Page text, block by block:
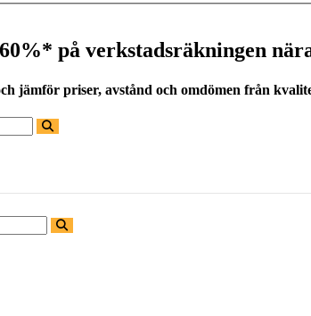
på verkstadsräkningen
jämför priser, avstånd och omdömen från